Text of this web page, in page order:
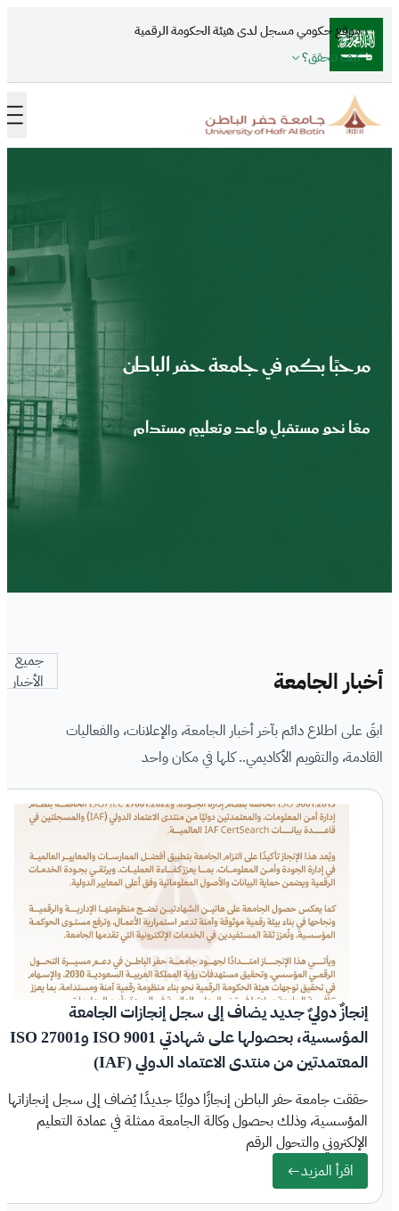
تجاوز إلى المحتوى الرئيسي
موقع حكومي مسجل لدى هيئة الحكومة الرقمية
كيف تتحقق؟
مرحبًا بكم في جامعة حفر الباطن
معًا نحو مستقبلٍ واعد وتعليمٍ مستدام
أخبار الجامعة
ابقَ على اطلاع دائم بآخر أخبار الجامعة، والإعلانات، والفعاليات
القادمة، والتقويم الأكاديمي.. كلها في مكان واحد
جميع
الأخبار
إنجازٌ دوليٌ جديد يضاف إلى سجل إنجازات الجامعة
المؤسسية، بحصولها على شهادتي ISO 9001 وISO 27001
المعتمدتين من منتدى الاعتماد الدولي (IAF)
حققت جامعة حفر الباطن إنجازًا دوليًا جديدًا يُضاف إلى سجل إنجازاتها
المؤسسية، وذلك بحصول وكالة الجامعة ممثلة في عمادة التعليم
الإلكتروني والتحول الرقم
اقرأ المزيد